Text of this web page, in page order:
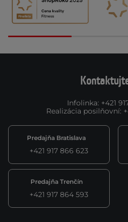
Infolinka: +421
Realizácia posilňovní:
Predajňa Bratislava
+421 917 866 623
Predajňa Trenčín
+421 917 864 593